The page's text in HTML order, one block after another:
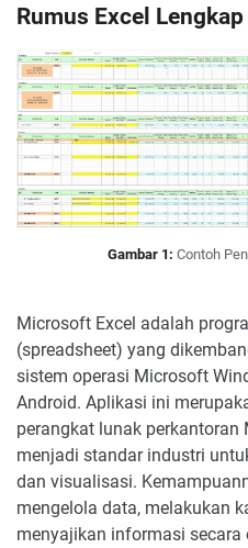
Rumus Excel
Gambar 1: Contoh
Microsoft Excel adalah
(spreadsheet) yang
sistem operasi Microsoft
Android. Aplikasi ini
perangkat lunak
menjadi standar industri
dan visualisasi.
mengelola data, melakukan
menyajikan informasi